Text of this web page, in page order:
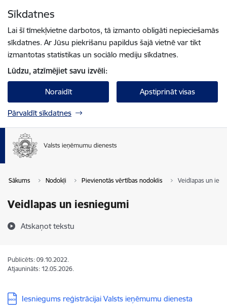
Sīkdatnes
Lai šī tīmekļvietne darbotos, tā izmanto obligāti nepieciešamās
sīkdatnes. Ar Jūsu piekrišanu papildus šajā vietnē var tikt
izmantotas statistikas un sociālo mediju sīkdatnes.
Lūdzu, atzīmējiet savu izvēli:
Noraidīt Apstiprināt visas
Pārvaldīt sīkdatnes
Sākums Nodokļi Pievienotās vērtības nodoklis Veidlapas un
Veidlapas un iesniegumi
Atskaņot tekstu
Publicēts: 09.10.2022.
Atjaunināts: 12.05.2026.
Lejupielādēt:
Iesniegums reģistrācijai Valsts ieņēmumu dienesta